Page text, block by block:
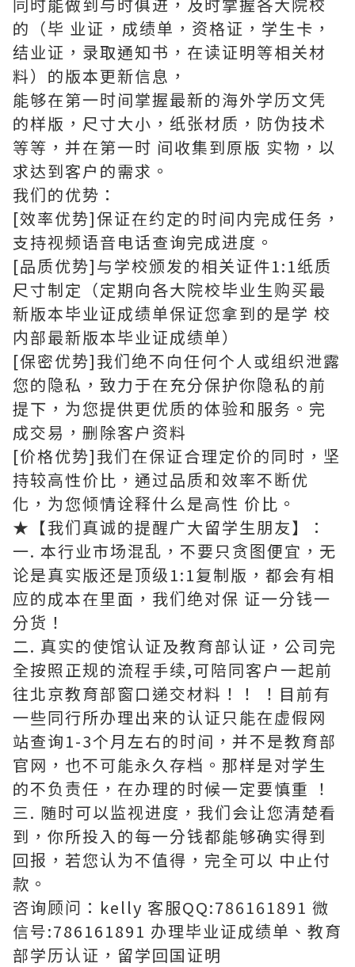
的（毕 业证，成绩单，资格证，学生卡，
结业证，录取通知书，在读证明等相关材
料）的版本更新信息，
能够在第一时间掌握最新的海外学历文凭
的样版，尺寸大小，纸张材质，防伪技术
等等，并在第一时 间收集到原版 实物，以
求达到客户的需求。
我们的优势：
[效率优势]保证在约定的时间内完成任务，
支持视频语音电话查询完成进度。
[品质优势]与学校颁发的相关证件1:1纸质
尺寸制定（定期向各大院校毕业生购买最
新版本毕业证成绩单保证您拿到的是学 校
内部最新版本毕业证成绩单）
[保密优势]我们绝不向任何个人或组织泄露
您的隐私，致力于在充分保护你隐私的前
提下，为您提供更优质的体验和服务。完
成交易，删除客户资料
[价格优势]我们在保证合理定价的同时，坚
持较高性价比，通过品质和效率不断优
化，为您倾情诠释什么是高性 价比。
★【我们真诚的提醒广大留学生朋友】：
一. 本行业市场混乱，不要只贪图便宜，无
论是真实版还是顶级1:1复制版，都会有相
应的成本在里面，我们绝对保 证一分钱一
分货！
二. 真实的使馆认证及教育部认证，公司完
全按照正规的流程手续,可陪同客户一起前
往北京教育部窗口递交材料！！ ！目前有
一些同行所办理出来的认证只能在虚假网
站查询1-3个月左右的时间，并不是教育部
官网，也不可能永久存档。那样是对学生
的不负责任，在办理的时候一定要慎重 ！
三. 随时可以监视进度，我们会让您清楚看
到，你所投入的每一分钱都能够确实得到
回报，若您认为不值得，完全可以 中止付
款。
咨询顾问：kelly 客服QQ:786161891 微
信号:786161891 办理毕业证成绩单、教育
部学历认证，留学回国证明